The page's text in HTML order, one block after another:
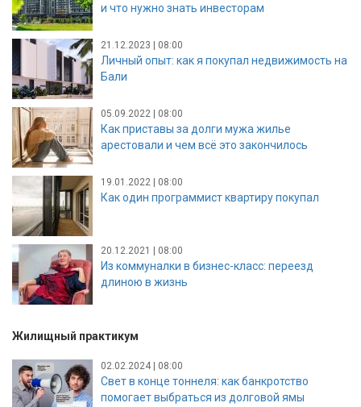
и что нужно знать инвесторам
21.12.2023 | 08:00
Личный опыт: как я покупал недвижимость на
Бали
05.09.2022 | 08:00
Как приставы за долги мужа жилье
арестовали и чем всё это закончилось
19.01.2022 | 08:00
Как один программист квартиру покупал
20.12.2021 | 08:00
Из коммуналки в бизнес-класс: переезд
длиною в жизнь
Жилищный практикум
02.02.2024 | 08:00
Свет в конце тоннеля: как банкротство
помогает выбраться из долговой ямы